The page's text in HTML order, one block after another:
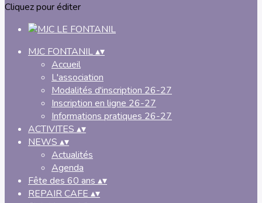
Cliquez pour éditer
MJC FONTANIL▴▾
Accueil
L'association
Modalités d'inscription 26-27
Inscription en ligne 26-27
Informations pratiques 26-27
ACTIVITES ▴▾
NEWS ▴▾
Actualités
Agenda
Fête des 60 ans ▴▾
REPAIR CAFE ▴▾